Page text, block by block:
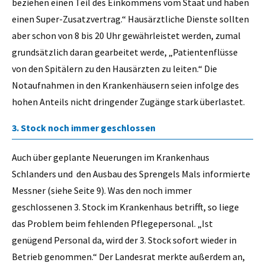
einen Super-Zusatzvertrag.“ Hausärztliche Dienste sollten
aber schon von 8 bis 20 Uhr gewährleistet werden, zumal
grundsätzlich daran gearbeitet werde, „Patientenflüsse
von den Spitälern zu den Hausärzten zu leiten.“ Die
Notaufnahmen in den Krankenhäusern seien infolge des
hohen Anteils nicht dringender Zugänge stark überlastet.
3. Stock noch immer geschlossen
Auch über geplante Neuerungen im Krankenhaus
Schlanders und den Ausbau des Sprengels Mals informierte
Messner (siehe Seite 9). Was den noch immer
geschlossenen 3. Stock im Krankenhaus betrifft, so liege
das Problem beim fehlenden Pflegepersonal. „Ist
genügend Personal da, wird der 3. Stock sofort wieder in
Betrieb genommen.“ Der Landesrat merkte außerdem an,